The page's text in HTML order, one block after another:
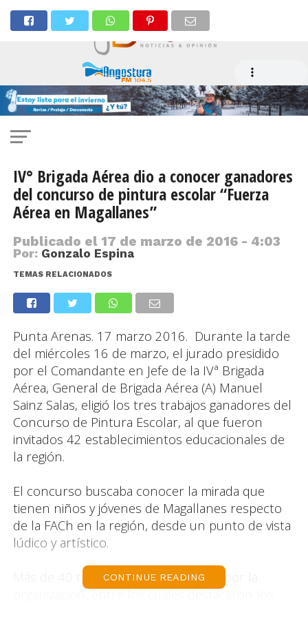
IV° Brigada Aérea dio a conocer ganadores
del concurso de pintura escolar “Fuerza
Aérea en Magallanes”
Publicado el 17 de marzo de 2016 - 4:03
Por: Gonzalo Espina
TEMAS RELACIONADOS
Punta Arenas. 17 marzo 2016. Durante la tarde
del miércoles 16 de marzo, el jurado presidido
por el Comandante en Jefe de la IVª Brigada
Aérea, General de Brigada Aérea (A) Manuel
Sainz Salas, eligió los tres trabajos ganadores del
Concurso de Pintura Escolar, al que fueron
invitados 42 establecimientos educacionales de
la región.
El concurso buscaba conocer la mirada que
tienen niños y jóvenes de Magallanes respecto
de la FACh en la región, desde un punto de vista
lúdico y artístico.
Más de 40 trabajos fueron recibidos por la
organización, entre los cuales destacaron los
CONTINUE READING